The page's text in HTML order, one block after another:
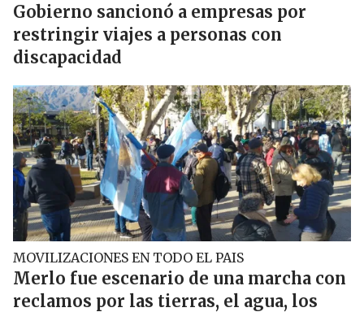
Gobierno sancionó a empresas por
restringir viajes a personas con
discapacidad
MOVILIZACIONES EN TODO EL PAIS
Merlo fue escenario de una marcha con
reclamos por las tierras, el agua, los